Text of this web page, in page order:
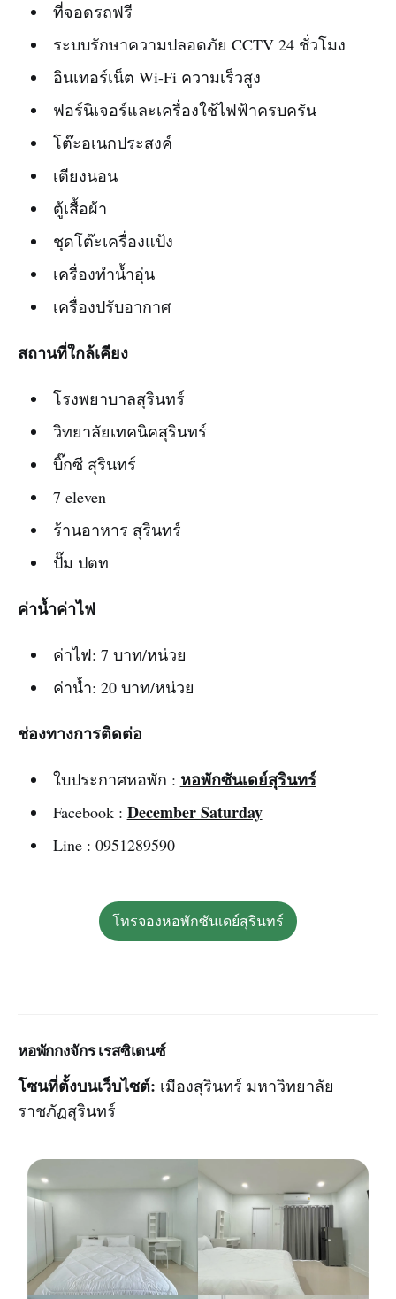
ที่จอดรถฟรี
ระบบรักษาความปลอดภัย CCTV 24 ชั่วโมง
อินเทอร์เน็ต Wi-Fi ความเร็วสูง
ฟอร์นิเจอร์และเครื่องใช้ไฟฟ้าครบครัน
โต๊ะอเนกประสงค์
เตียงนอน
ตู้เสื้อผ้า
ชุดโต๊ะเครื่องแป้ง
เครื่องทำน้ำอุ่น
เครื่องปรับอากาศ
สถานที่ใกล้เคียง
โรงพยาบาลสุรินทร์
วิทยาลัยเทคนิคสุรินทร์
บิ๊กซี สุรินทร์
7 eleven
ร้านอาหาร สุรินทร์
ปั๊ม ปตท
ค่าน้ำค่าไฟ
ค่าไฟ: 7 บาท/หน่วย
ค่าน้ำ: 20 บาท/หน่วย
ช่องทางการติดต่อ
ใบประกาศหอพัก : หอพักซันเดย์สุรินทร์
Facebook : December Saturday
Line : 0951289590
โทรจองหอพักซันเดย์สุรินทร์
หอพักกงจักร เรสซิเดนซ์
โซนที่ตั้งบนเว็บไซต์: เมืองสุรินทร์ มหาวิทยาลัย
ราชภัฏสุรินทร์